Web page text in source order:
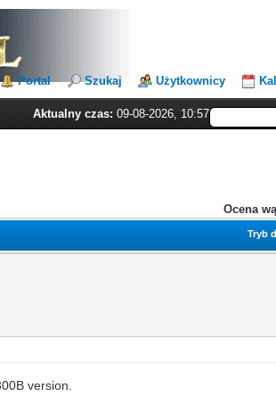
Portal Szukaj Użytkownicy
Aktualny czas: 09-08-2026, 10:57
Ocena
Tryb
version.